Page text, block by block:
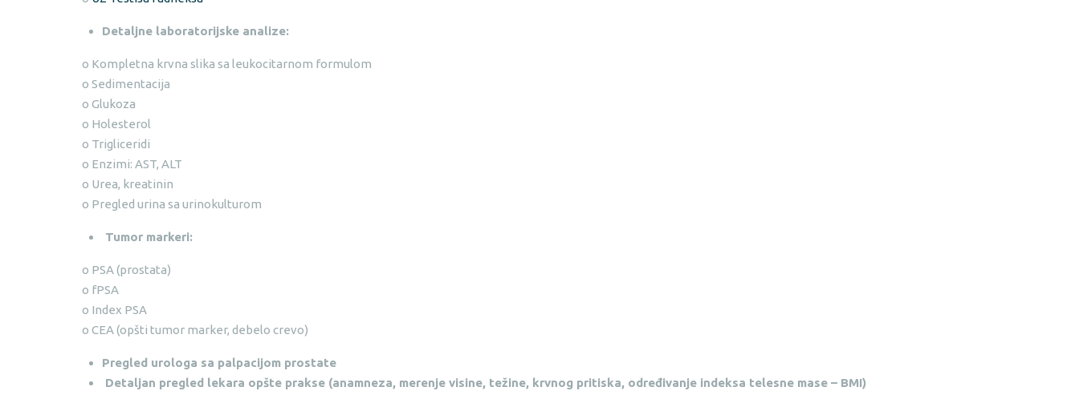
Detaljne laboratorijske analize:
o Kompletna krvna slika sa leukocitarnom formulom
o Sedimentacija
o Glukoza
o Holesterol
o Trigliceridi
o Enzimi: AST, ALT
o Urea, kreatinin
o Pregled urina sa urinokulturom
Tumor markeri:
o PSA (prostata)
o fPSA
o Index PSA
o CEA (opšti tumor marker, debelo crevo)
Pregled urologa sa palpacijom prostate
Detaljan pregled lekara opšte prakse (anamneza, merenje visine, težine, krvnog pritiska, određivanje indeksa telesne mase – BMI)